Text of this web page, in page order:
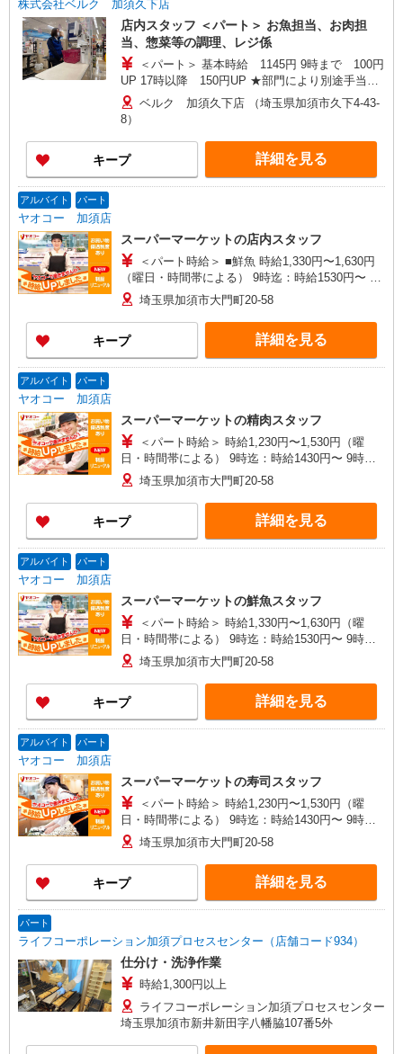
株式会社ベルク 加須久下店
店内スタッフ ＜パート＞ お魚担当、お肉担
当、惣菜等の調理、レジ係
＜パート＞ 基本時給 1145円 9時まで 100円
UP 17時以降 150円UP ★部門により別途手当が
つく場合あり ※22時以降 基本時給より25％UP
★評価制度で時給UP！ ★パートは日・祝日は更
に時給100円UP！ 上記時間帯は募集時間ではあり
ません。募集時間は勤務時間・曜日欄でご確認く
ださい。
ベルク 加須久下店 （埼玉県加須市久下4-43-
8）
キープ 詳細を見る
アルバイト パート
ヤオコー 加須店
スーパーマーケットの店内スタッフ
＜パート時給＞ ■鮮魚 時給1,330円〜1,630円
（曜日・時間帯による） 9時迄：時給1530円〜 9
時以降：時給1330円〜 18時以降：時給1530円〜
★土曜＋100円 ★日・祝＋100円 ■鮮魚以外 時給
1,230円〜1,530円（曜日・時間帯による） 9時
迄：時給1430円〜 9時以降：時給1230円〜 18時以
降：時給1430円〜 ★土曜＋100円 ★日・祝＋100
埼玉県加須市大門町20-58
キープ 詳細を見る
アルバイト パート
ヤオコー 加須店
スーパーマーケットの精肉スタッフ
＜パート時給＞ 時給1,230円〜1,530円（曜
日・時間帯による） 9時迄：時給1430円〜 9時以
降：時給1230円〜 18時以降：時給1430円〜 ★土
曜＋100円 ★日・祝＋100円 ※アルバイトさんの
時給や募集内容はお問い合わせください
埼玉県加須市大門町20-58
キープ 詳細を見る
アルバイト パート
ヤオコー 加須店
スーパーマーケットの鮮魚スタッフ
＜パート時給＞ 時給1,330円〜1,630円（曜
日・時間帯による） 9時迄：時給1530円〜 9時以
降：時給1330円〜 18時以降：時給1530円〜 ★土
曜＋100円 ★日・祝＋100円 ※アルバイトさんの
時給や募集内容はお問い合わせください
埼玉県加須市大門町20-58
キープ 詳細を見る
アルバイト パート
ヤオコー 加須店
スーパーマーケットの寿司スタッフ
＜パート時給＞ 時給1,230円〜1,530円（曜
日・時間帯による） 9時迄：時給1430円〜 9時以
降：時給1230円〜 18時以降：時給1430円〜 ★土
曜＋100円 ★日・祝＋100円 ※アルバイトさんの
時給や募集内容はお問い合わせください
埼玉県加須市大門町20-58
キープ 詳細を見る
パート
ライフコーポレーション加須プロセスセンター（店舗コード934）
仕分け・洗浄作業
時給1,300円以上
ライフコーポレーション加須プロセスセンター
埼玉県加須市新井新田字八幡脇107番5外